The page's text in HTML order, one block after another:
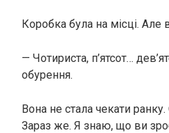
Коробка була на місці. Але
— Чотириста, п’ятсот…
обурення.
Вона не стала чекати
Зараз же. Я знаю, що ви